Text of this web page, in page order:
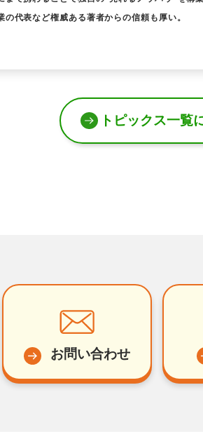
の代表など権威ある著者からの信頼も厚い。
トピックス一覧
お問い合わせ